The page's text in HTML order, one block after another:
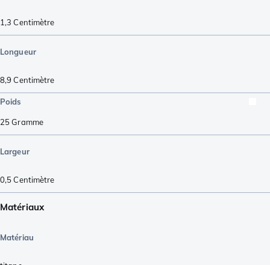
1,3 Centimètre
Longueur
8,9 Centimètre
Poids
25Gramme
Largeur
0,5Centimètre
Matériaux
Matériau